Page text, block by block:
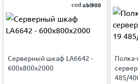
cod:abi900
Серверный шкаф LA6642 -
600x800x2000
Полка-
485/